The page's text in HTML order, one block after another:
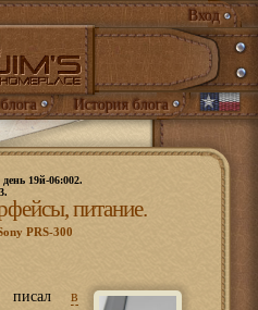
Вход
История блога
19й-06:002.
питание.
PRS-300
в